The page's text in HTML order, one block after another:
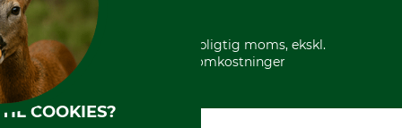
* Alle priser inkl. lovpligtig moms, ekskl.
forsendelsesomkostninger
COOKIES?